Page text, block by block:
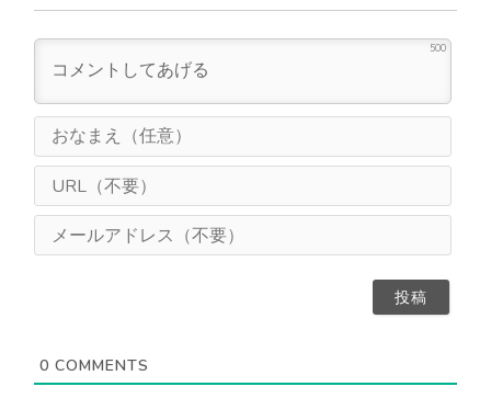
500
ま
（
意
L
（
0 COMMENTS